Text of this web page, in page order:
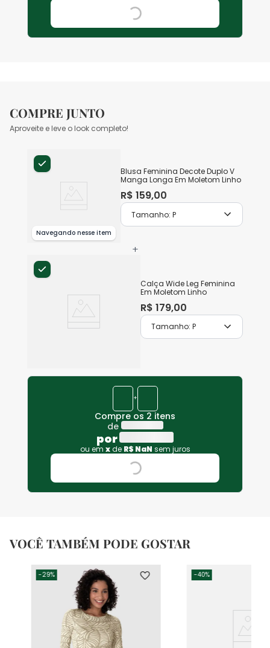
COMPRE JUNTO
Aproveite e leve o look completo!
Navegando nesse item
Blusa Feminina Decote Duplo V
Manga Longa Em Moletom Linho
R$ 159,00
Tamanho:P
+
Calça Wide Leg Feminina
Em Moletom Linho
R$ 179,00
Tamanho:P
+
Compre os 2 itens
de
por
ou em x de R$ NaN sem juros
VOCÊ TAMBÉM PODE GOSTAR
-29% -40%